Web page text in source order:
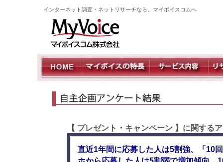
インターネット調査・ネットリサーチなら、マイボイスコムへ
【 プレゼント・キャンペーン 】に関する
直近1年間に応募した人は5割強、「10